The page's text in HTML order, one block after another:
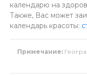
календарю на
Также, Вас может
календарь красоты:
Примечание: